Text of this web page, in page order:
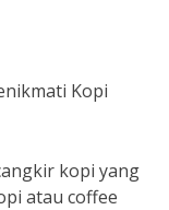
Kopi
kopi yang
atau coffee